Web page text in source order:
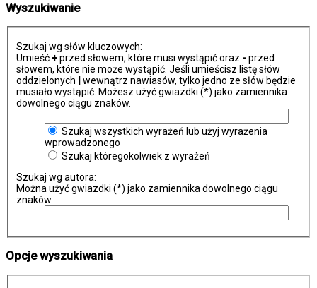
Wyszukiwanie
Szukaj wg słów kluczowych:
Umieść+przed słowem, które musi wystąpić oraz -przed
słowem, które nie może wystąpić. Jeśli umieścisz listę słów
oddzielonych
wewnątrz nawiasów, tylko jedno ze słów będzie
musiało wystąpić. Możesz użyć gwiazdki (*) jako zamiennika
dowolnego ciągu znaków.
Szukaj wszystkich wyrażeń lub użyj wyrażenia
wprowadzonego
Szukaj któregokolwiek z wyrażeń
Szukaj wg autora:
Można użyć gwiazdki (*) jako zamiennika dowolnego ciągu
znaków.
Opcje wyszukiwania